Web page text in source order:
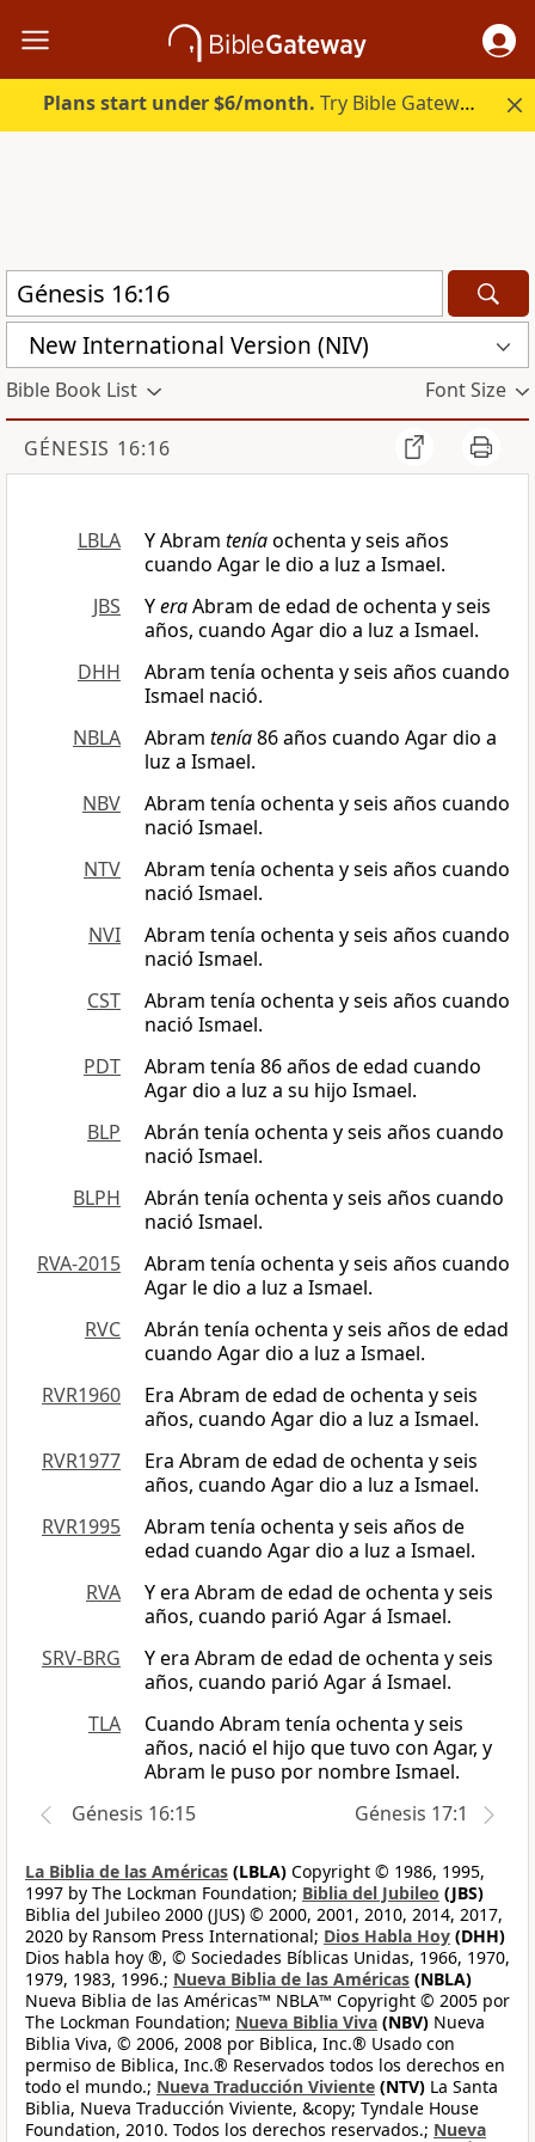
Plans start under $6/month. Try Bible Gateway Plus.
New International Version (NIV)
Bible Book List Font Size
GÉNESIS 16:16
LBLA Y Abram teníaochenta y seis años
cuando Agar le dio a luz a Ismael.
JBS
YeraAbram de edad de ochenta y seis
años, cuando Agar dio a luz a Ismael.
DHH
Abram tenía ochenta y seis años cuando
Ismael nació.
NBLA
Abram tenía86 años cuando Agar dio a
luz a Ismael.
NBV
Abram tenía ochenta y seis años cuando
nació Ismael.
NTV
Abram tenía ochenta y seis años cuando
nació Ismael.
NVI
Abram tenía ochenta y seis años cuando
nació Ismael.
CST
Abram tenía ochenta y seis años cuando
nació Ismael.
PDT
Abram tenía 86 años de edad cuando
Agar dio a luz a su hijo Ismael.
BLP
Abrán tenía ochenta y seis años cuando
nació Ismael.
BLPH
Abrán tenía ochenta y seis años cuando
nació Ismael.
RVA-2015
Abram tenía ochenta y seis años cuando
Agar le dio a luz a Ismael.
RVC
Abrán tenía ochenta y seis años de edad
cuando Agar dio a luz a Ismael.
RVR1960
Era Abram de edad de ochenta y seis
años, cuando Agar dio a luz a Ismael.
RVR1977
Era Abram de edad de ochenta y seis
años, cuando Agar dio a luz a Ismael.
RVR1995
Abram tenía ochenta y seis años de
edad cuando Agar dio a luz a Ismael.
RVA
Y era Abram de edad de ochenta y seis
años, cuando parió Agar á Ismael.
SRV-BRG
Y era Abram de edad de ochenta y seis
años, cuando parió Agar á Ismael.
TLA
Cuando Abram tenía ochenta y seis
años, nació el hijo que tuvo con Agar, y
Abram le puso por nombre Ismael.
Génesis 16:15
Génesis 17:1
La Biblia de las Américas (LBLA) Copyright © 1986, 1995,
1997 by The Lockman Foundation; Biblia del Jubileo (JBS)
Biblia del Jubileo 2000 (JUS) © 2000, 2001, 2010, 2014, 2017,
2020 by Ransom Press International; Dios Habla Hoy (DHH)
Dios habla hoy ®, © Sociedades Bíblicas Unidas, 1966, 1970,
1979, 1983, 1996.; Nueva Biblia de las Américas (NBLA)
Nueva Biblia de las Américas™ NBLA™ Copyright © 2005 por
The Lockman Foundation; Nueva Biblia Viva (NBV) Nueva
Biblia Viva, © 2006, 2008 por Biblica, Inc.® Usado con
permiso de Biblica, Inc.® Reservados todos los derechos en
todo el mundo.; Nueva Traducción Viviente (NTV) La Santa
Biblia, Nueva Traducción Viviente, &copy; Tyndale House
Foundation, 2010. Todos los derechos reservados.; Nueva